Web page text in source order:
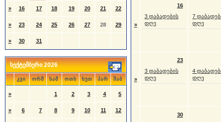
» 16 17 18 19 20 21 22
» 23 24 25 26 27 28 29
» 30 31
სექტემბერი 2026
კვი ორშ სამ ოთხ ხუთ პარ შაბ
» 1 2 3 4 5
» 6 7 8 9 10 11 12
»
16
3 დაბადების
დღე
7
დღე
»
23
3 დაბადების
დღე
4
დღე
30